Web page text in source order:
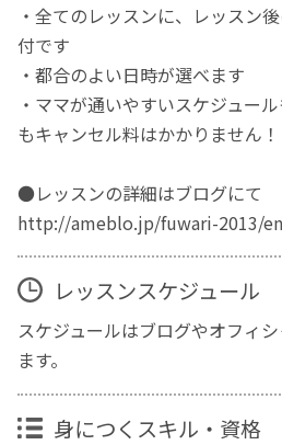
・全てのレッスンに、レッスン
付です
・都合のよい日時が選べます
・ママが通いやすいスケジュー
もキャンセル料はかかりません！
●レッスンの詳細はブログにて
http://ameblo.jp/fuwari-2013/
レッスンスケジュール
スケジュールはブログやオフィ
ます。
身につくスキル・資格